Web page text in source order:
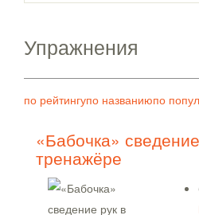
Упражнения
по рейтингупо названиюпо
«Бабочка»
тренажёре